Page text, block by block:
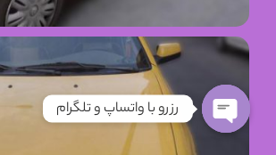
رزرو با واتساپ و تلگرام